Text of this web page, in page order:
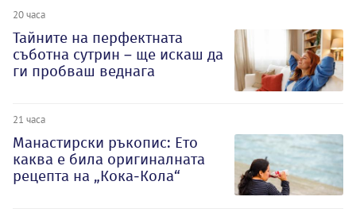
20 часа
Тайните на перфектната
съботна сутрин – ще искаш да
ги пробваш веднага
21 часа
Манастирски ръкопис: Ето
каква е била оригиналната
рецепта на „Кока-Кола“